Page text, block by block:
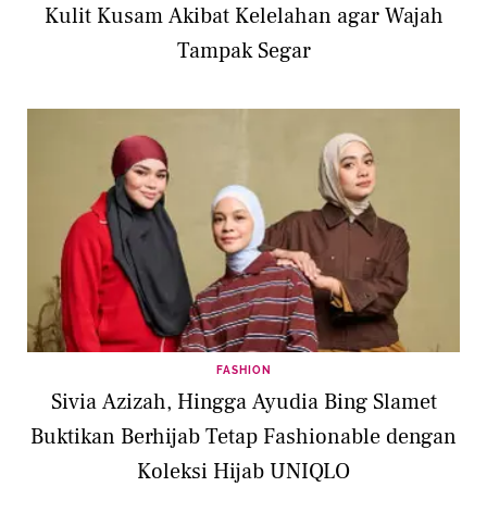
Kulit Kusam Akibat Kelelahan agar Wajah
Tampak Segar
FASHION
Sivia Azizah, Hingga Ayudia Bing Slamet
Buktikan Berhijab Tetap Fashionable dengan
Koleksi Hijab UNIQLO